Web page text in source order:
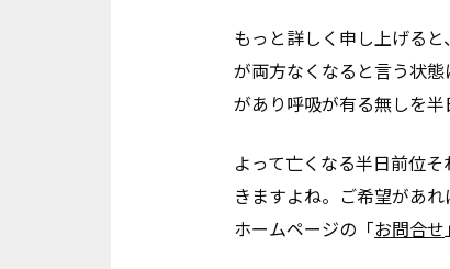
もっと詳しく申し上げる
が両方なくなると言う状
があり呼吸が有る無しを
よって亡くなる半日前位
きますよね。ご希望があ
ホームページの「お問合せ